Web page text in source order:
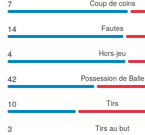
7 Coup de coins
14 Fautes
4 Hors-jeu
42 Possession de Balle
10 Tirs
3 Tirs au but